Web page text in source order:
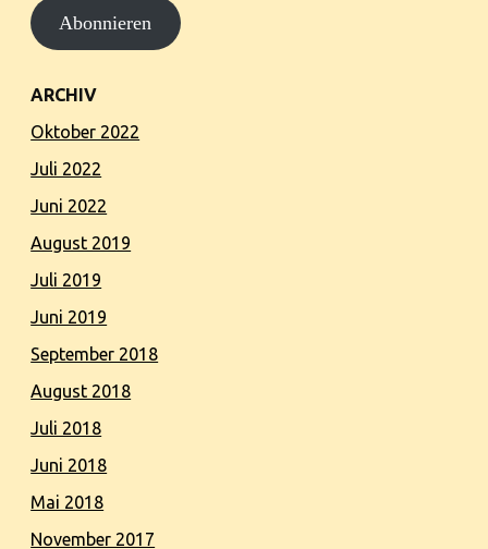
Adresse
Abonnieren
ARCHIV
Oktober 2022
Juli 2022
Juni 2022
August 2019
Juli 2019
Juni 2019
September 2018
August 2018
Juli 2018
Juni 2018
Mai 2018
November 2017